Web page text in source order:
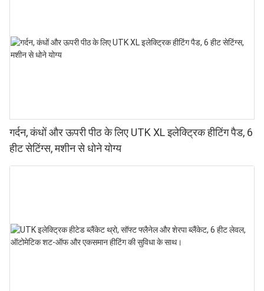
गर्दन, कंधों और ऊपरी पीठ के लिए UTK XL इलेक्ट्रिक हीटिंग पैड, 6
हीट सेटिंग्स, मशीन से धोने योग्य